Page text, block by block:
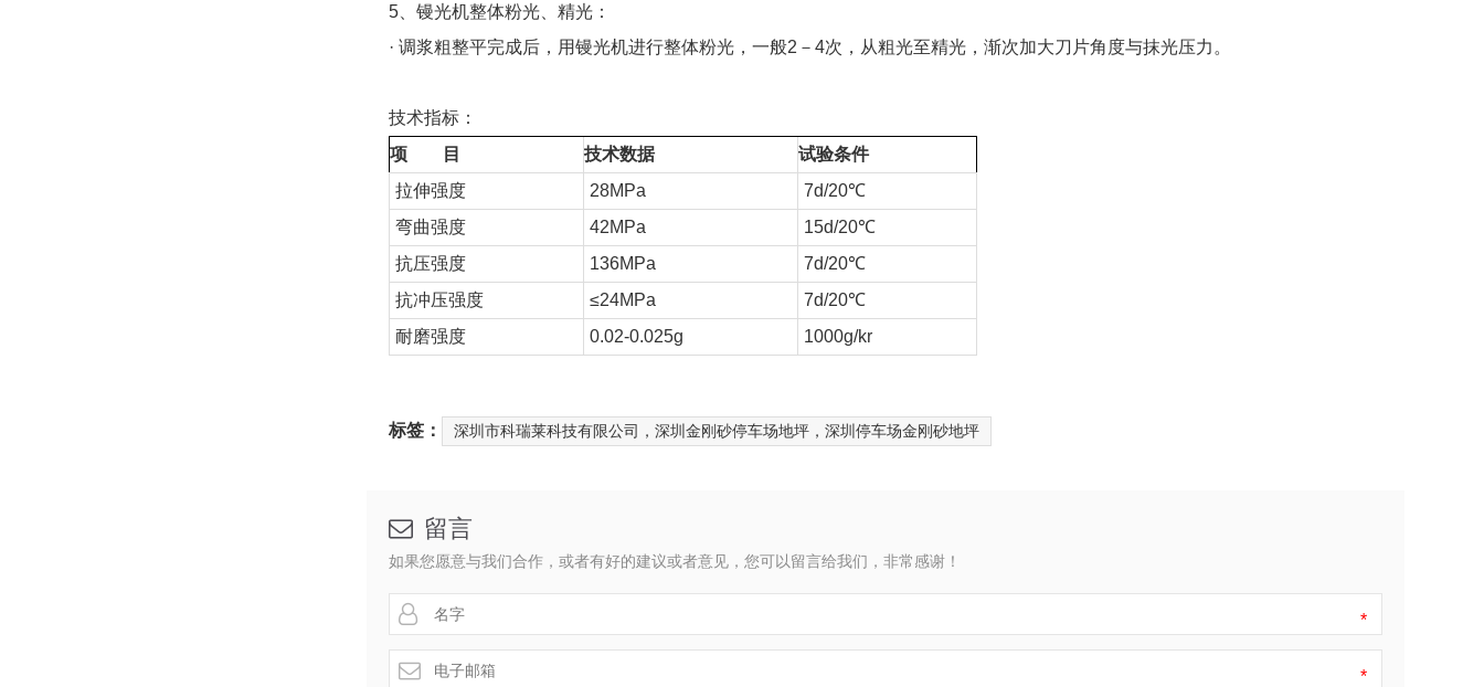
5、镘光机整体粉光、精光：
· 调浆粗整平完成后，用镘光机进行整体粉光，一般2 － 4次，从粗光至精光，渐次加大刀片角度与抹光压力。
技术指标：
项 目
技术数据
试验条件
拉伸强度
28MPa
7d/20℃
弯曲强度
42MPa
15d/20℃
抗压强度
136MPa
7d/20℃
抗冲压强度
≤24MPa
7d/20℃
耐磨强度
0.02-0.025g 1000g/kr
标签： 深圳市科瑞莱科技有限公司，深圳金刚砂停车场地坪，深圳停车场金刚砂地坪
 留言
如果您愿意与我们合作，或者有好的建议或者意见，您可以留言给我们，非常感谢！
*
 *